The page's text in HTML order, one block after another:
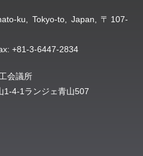
ku, Tokyo-to, Japan, 〒107-
+81-3-6447-2834
会議所
1-4-1ランジェ青山507